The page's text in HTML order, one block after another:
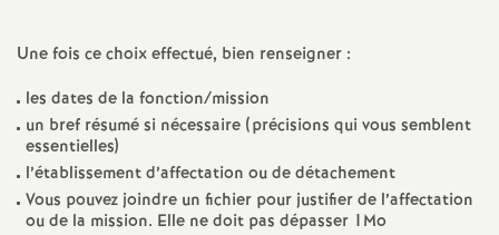
e
n
Une fois ce choix effectué, bien renseigner :
les dates de la fonction/mission
un bref résumé si nécessaire (précisions qui vous semblent
essentielles)
l’établissement d’affectation ou de détachement
Vous pouvez joindre un fichier pour justifier de l’affectation
ou de la mission. Elle ne doit pas dépasser 1Mo